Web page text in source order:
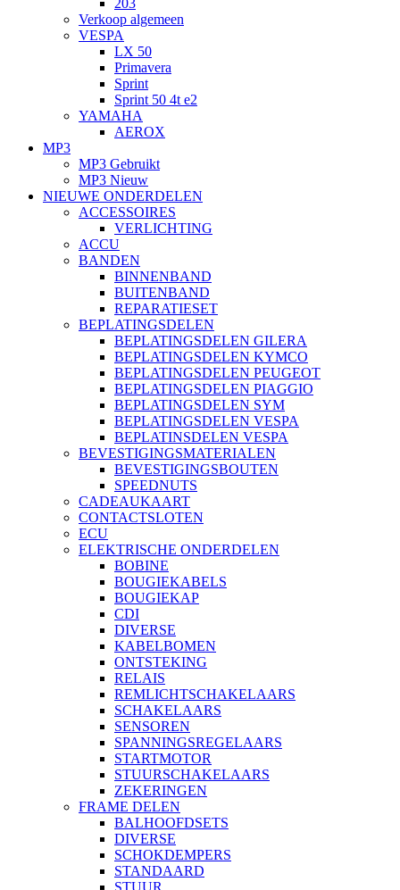
203
Verkoop algemeen
VESPA
LX 50
Primavera
Sprint
Sprint 50 4t e2
YAMAHA
AEROX
MP3
MP3 Gebruikt
MP3 Nieuw
NIEUWE ONDERDELEN
ACCESSOIRES
VERLICHTING
ACCU
BANDEN
BINNENBAND
BUITENBAND
REPARATIESET
BEPLATINGSDELEN
BEPLATINGSDELEN GILERA
BEPLATINGSDELEN KYMCO
BEPLATINGSDELEN PEUGEOT
BEPLATINGSDELEN PIAGGIO
BEPLATINGSDELEN SYM
BEPLATINGSDELEN VESPA
BEPLATINSDELEN VESPA
BEVESTIGINGSMATERIALEN
BEVESTIGINGSBOUTEN
SPEEDNUTS
CADEAUKAART
CONTACTSLOTEN
ECU
ELEKTRISCHE ONDERDELEN
BOBINE
BOUGIEKABELS
BOUGIEKAP
CDI
DIVERSE
KABELBOMEN
ONTSTEKING
RELAIS
REMLICHTSCHAKELAARS
SCHAKELAARS
SENSOREN
SPANNINGSREGELAARS
STARTMOTOR
STUURSCHAKELAARS
ZEKERINGEN
FRAME DELEN
BALHOOFDSETS
DIVERSE
SCHOKDEMPERS
STANDAARD